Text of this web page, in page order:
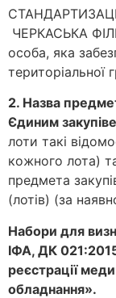
ЧЕРКАСЬКА
особа, яка
територіальної
2. Назва
Єдиним
лоти такі
кожного лота)
предмета
(лотів) (за
Набори для
ІФА, ДК
реєстрації
обладнання».